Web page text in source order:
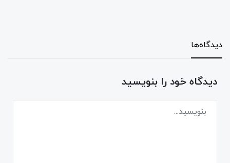
دیدگاه‌ها
دیدگاه خود را بنویسید